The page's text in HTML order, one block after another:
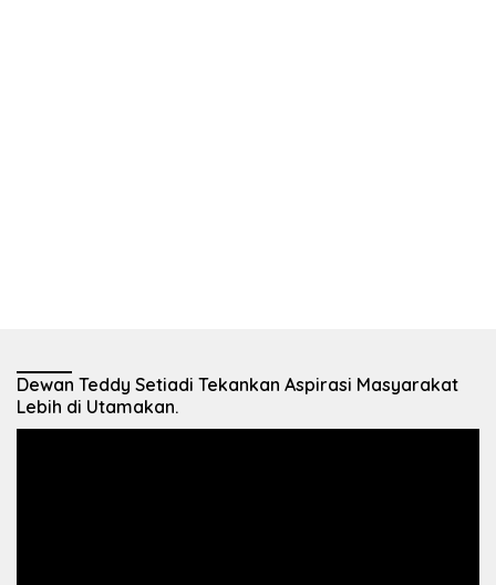
Dewan Teddy Setiadi Tekankan Aspirasi Masyarakat
Lebih di Utamakan.